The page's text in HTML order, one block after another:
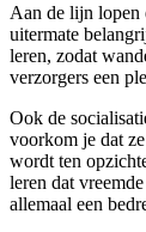
Aan de lijn lopen
uitermate
leren, zodat
verzorgers een
Ook de
voorkom je dat
wordt ten
leren dat
allemaal een